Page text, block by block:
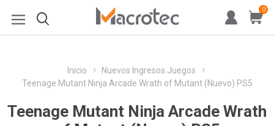
0
Inicio
Nuevos Ingresos Juegos
Teenage Mutant Ninja Arcade Wrath of Mutant (Nuevo) PS5
Teenage Mutant Ninja Arcade Wrath